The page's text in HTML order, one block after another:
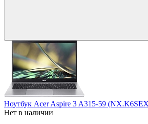
Ноутбук Acer Aspire 3 A315-59
Нет в наличии